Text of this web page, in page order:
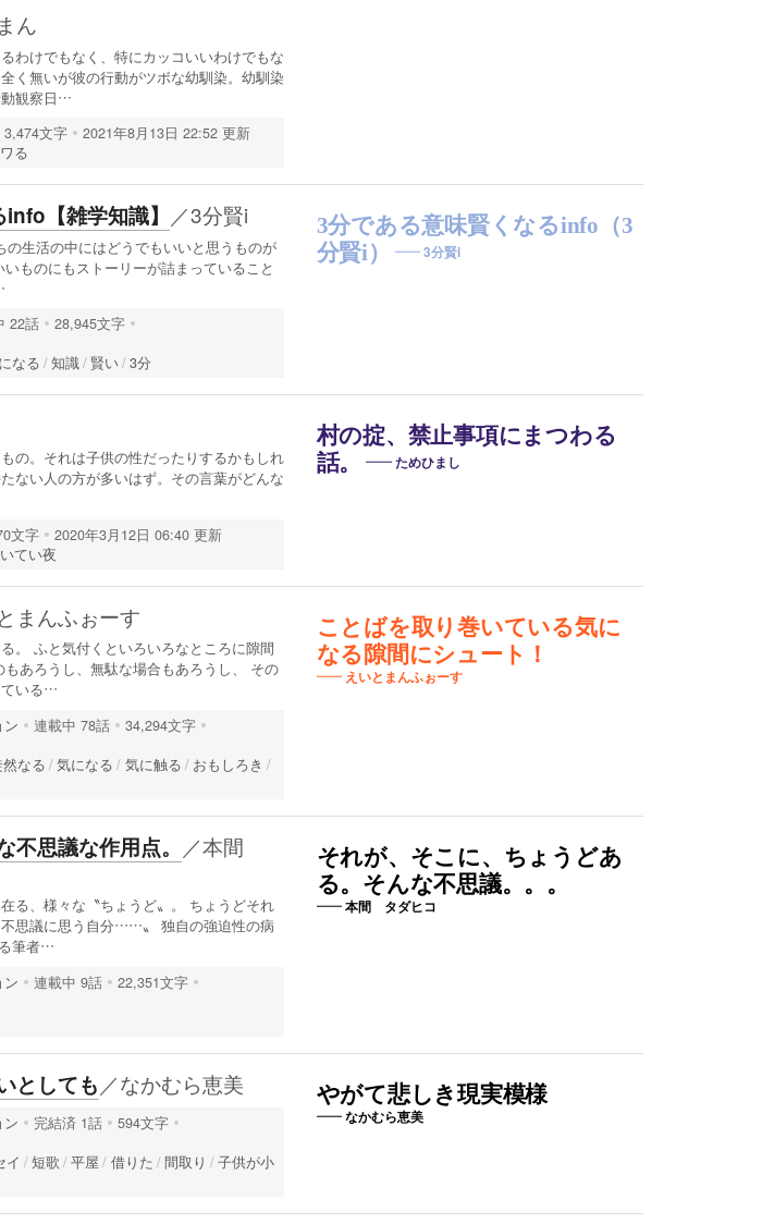
ん
わけでもなく、特にカッコいいわけでもな
く無いが彼の行動がツボな幼馴染。幼馴染
動観察日…
3,474文字
2021年8月13日 22:52 更新
る
3分である意味賢くなるinfo（3
分賢i）
3分賢i
【雑学知識】 ／3分賢i
生活の中にはどうでもいいと思うものが
ものにもストーリーが詰まっていること
22話
28,945文字
なる 知識 賢い 3分
村の掟、禁止事項にまつわる
話。
ためひまし
の。それは子供の性だったりするかもしれ
ない人の方が多いはず。その言葉がどんな
文字
2020年3月12日 06:40 更新
てい夜
ことばを取り巻いている気に
なる隙間にシュート！
えいとまんふぉーす
まんふぉーす
。 ふと気付くといろいろなところに隙間
あろうし、無駄な場合もあろうし、 その
ている…
ン 連載中 78話
34,294文字
なる 気になる 気に触る
おもしろき
それが、そこに、ちょうどあ
る。そんな不思議。。。
本間 タダヒコ
不思議な作用点。 ／本間
る、様々な〝ちょうど〟。 ちょうどそれ
思議に思う自分……〟 独自の強迫性の病
筆者…
ン 連載中 9話
22,351文字
やがて悲しき現実模様
なかむら恵美
としても ／なかむら恵美
ン 完結済 1話
594文字
イ 短歌 平屋 借りた 間取り
子供が小